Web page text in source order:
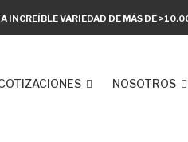
INCREÍBLE VARIEDAD DE MÁS DE
NOSOTROS